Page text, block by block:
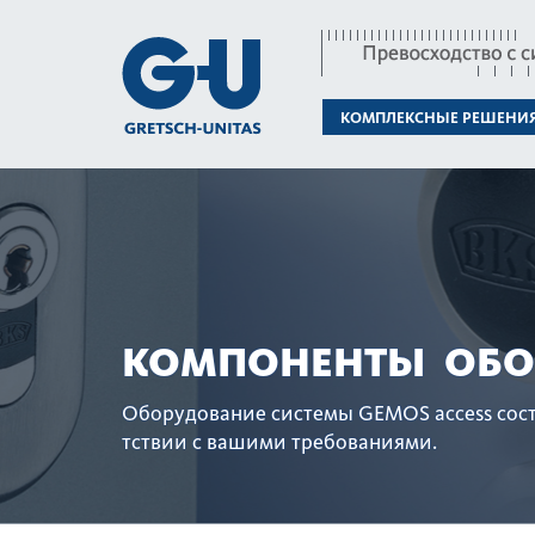
КОМПЛЕКСНЫЕ
КОМПОНЕНТЫ
Обору­дование сис­темы GEMOS access
тствии с вашими требованиями.